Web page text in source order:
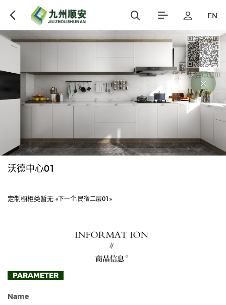
EN
沃德中心01
定制橱柜类暂无 «下一个: 民宿二层01»
PARAMETER
Name